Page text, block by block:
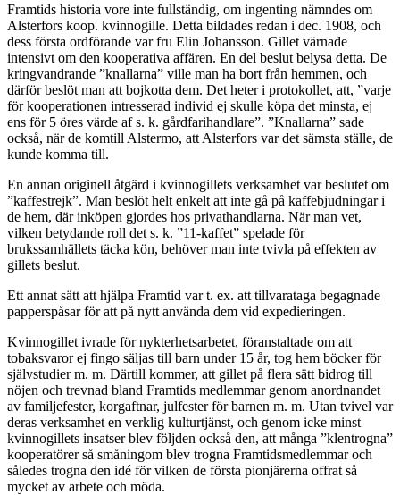
Framtids historia vore inte fullständig, om ingenting nämndes om
Alsterfors koop. kvinnogille. Detta bildades redan i dec. 1908, och
dess första ordförande var fru Elin Johansson. Gillet värnade
intensivt om den kooperativa affären. En del beslut belysa detta. De
kringvandrande ”knallarna” ville man ha bort från hemmen, och
därför beslöt man att bojkotta dem. Det heter i protokollet, att, ”varje
för kooperationen intresserad individ ej skulle köpa det minsta, ej
ens för 5 öres värde af s. k. gårdfarihandlare”. ”Knallarna” sade
också, när de komtill Alstermo, att Alsterfors var det sämsta ställe, de
kunde komma till.
En annan originell åtgärd i kvinnogillets verksamhet var beslutet om
”kaffestrejk”. Man beslöt helt enkelt att inte gå på kaffebjudningar i
de hem, där inköpen gjordes hos privathandlarna. När man vet,
vilken betydande roll det s. k. ”11-kaffet” spelade för
brukssamhällets täcka kön, behöver man inte tvivla på effekten av
gillets beslut.
Ett annat sätt att hjälpa Framtid var t. ex. att tillvarataga begagnade
papperspåsar för att på nytt använda dem vid ex­pedieringen.
Kvinnogillet ivrade för nykterhetsarbetet, föranstaltade om att
tobaksvaror ej fingo säljas till barn under 15 år, tog hem böcker för
självstudier m. m. Därtill kommer, att gillet på flera sätt bidrog till
nöjen och trevnad bland Framtids medlemmar genom anordnandet
av familjefester, korgaftnar, julfester för barnen m. m. Utan tvivel var
deras verksamhet en verklig kulturtjänst, och genom icke minst
kvinnogillets insatser blev följden också den, att många ”klentrogna”
kooperatörer så småningom blev trogna Framtidsmedlemmar och
således trogna den idé för vilken de första pionjärerna offrat så
mycket av arbete och möda.